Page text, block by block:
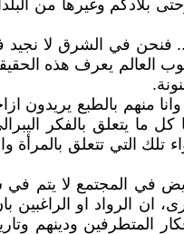
وحتى بلادكم وغيرها من
في الشرق لا نجيد فنون
يعرف هذه الحقيقة ..
وانا منهم بالطبع
ما يتعلق بالفكر
تلك التي تتعلق
في المجتمع لا يتم
ان الرواد او